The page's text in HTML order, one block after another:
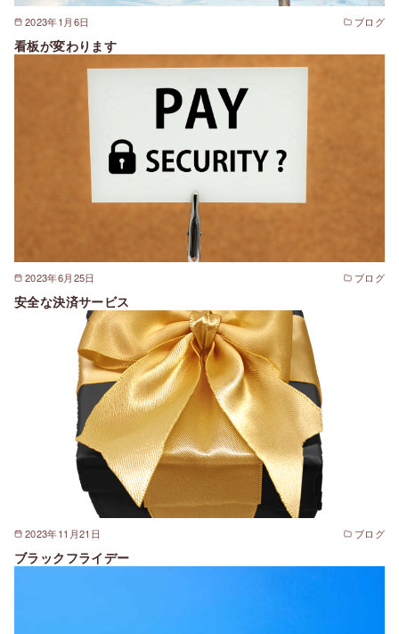
2023年1月6日 ブログ
看板が変わります
2023年6月25日 ブログ
安全な決済サービス
2023年11月21日 ブログ
ブラックフライデー